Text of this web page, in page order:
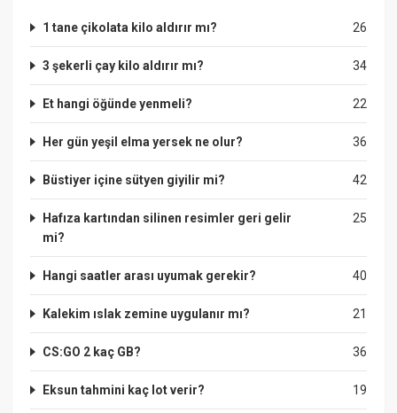
26
1 tane çikolata kilo aldırır mı?
34
3 şekerli çay kilo aldırır mı?
22
Et hangi öğünde yenmeli?
36
Her gün yeşil elma yersek ne olur?
42
Büstiyer içine sütyen giyilir mi?
25
Hafıza kartından silinen resimler geri gelir
mi?
40
Hangi saatler arası uyumak gerekir?
21
Kalekim ıslak zemine uygulanır mı?
36
CS:GO 2 kaç GB?
19
Eksun tahmini kaç lot verir?